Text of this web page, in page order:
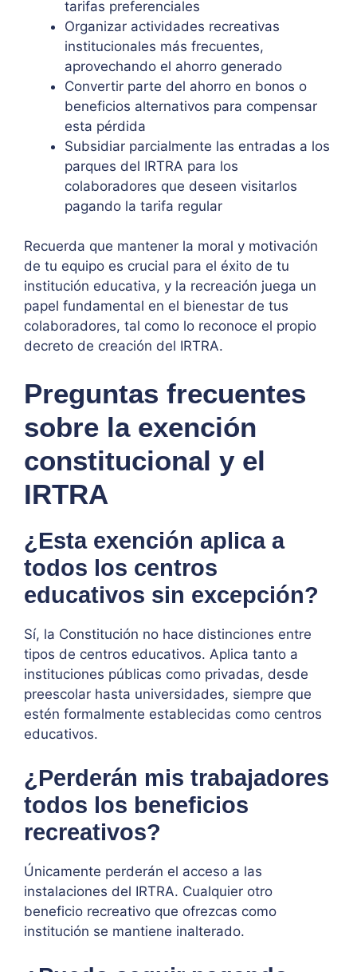
tarifas preferenciales
Organizar actividades recreativas
institucionales más frecuentes,
aprovechando el ahorro generado
Convertir parte del ahorro en bonos o
beneficios alternativos para compensar
esta pérdida
Subsidiar parcialmente las entradas a los
parques del IRTRA para los
colaboradores que deseen visitarlos
pagando la tarifa regular
Recuerda que mantener la moral y motivación
de tu equipo es crucial para el éxito de tu
institución educativa, y la recreación juega un
papel fundamental en el bienestar de tus
colaboradores, tal como lo reconoce el propio
decreto de creación del IRTRA.
Preguntas frecuentes
sobre la exención
constitucional y el
IRTRA
¿Esta exención aplica a
todos los centros
educativos sin excepción?
Sí, la Constitución no hace distinciones entre
tipos de centros educativos. Aplica tanto a
instituciones públicas como privadas, desde
preescolar hasta universidades, siempre que
estén formalmente establecidas como centros
educativos.
¿Perderán mis trabajadores
todos los beneficios
recreativos?
Únicamente perderán el acceso a las
instalaciones del IRTRA. Cualquier otro
beneficio recreativo que ofrezcas como
institución se mantiene inalterado.